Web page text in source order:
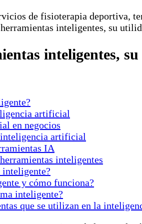
de fisioterapia deportiva,
inteligentes, su
inteligentes,
artificial
en negocios
inteligencia artificial
IA
inteligentes
inteligente?
y cómo funciona?
inteligente?
que se utilizan en la